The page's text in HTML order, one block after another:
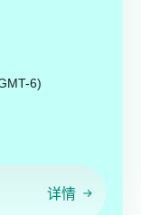
6)
详情